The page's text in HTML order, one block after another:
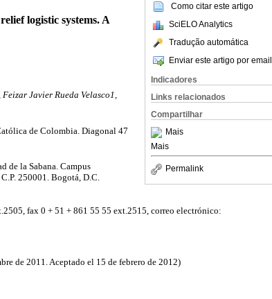
Como citar este artigo
SciELO Analytics
Tradução automática
Enviar este artigo por email
Indicadores
Links relacionados
Compartilhar
Mais
Mais
Permalink
logistic systems. A
, Feizar Javier Rueda Velasco1,
de Colombia. Diagonal 47
de la Sabana. Campus
250001. Bogotá, D.C.
fax 0 + 51 + 861 55 55 ext.2515, correo electrónico:
de 2011. Aceptado el 15 de febrero de 2012)